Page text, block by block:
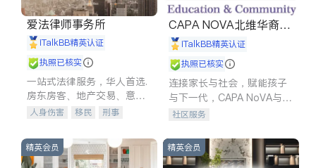
爱法律师事务所
iTalkBB精英认证
执照已核实
一站式法律服务，华人首选.
房东房客、地产交易、意外
伤害、车祸重伤、商业诉
建筑合同、刑事案件全包办
人身伤害 移民
刑事
信托/遗嘱
商业
商标注册
索赔
律师-其它 保释
CAPA NOVA北维华裔家
长会iTalkBB精英认证
执照已核实
连接家长与社会，赋能孩子
与下一代，CAPA NoVA与您
携手建设包容、公平、充满
社区服务
精英会员 精英会员